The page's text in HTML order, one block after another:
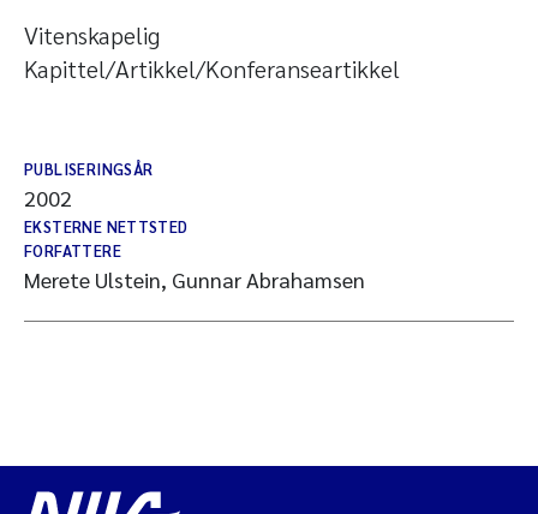
Vitenskapelig
Kapittel/Artikkel/Konferanseartikkel
PUBLISERINGSÅR
2002
EKSTERNE NETTSTED
FORFATTERE
Merete Ulstein, Gunnar Abrahamsen